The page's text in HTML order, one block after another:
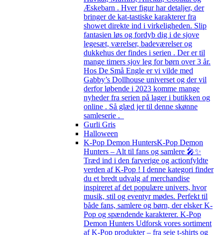
Æskebarn . Hver figur har detaljer, der
bringer de kat-tastiske karakterer fra
showet direkte ind i virkeligheden. Slip
fantasien løs og fordyb dig i de sjove
legesæt, værelser, badeværelser og
dukkehus der findes i serien . Der er til
mange timers sjov leg for børn over 3 år.
Hos De Små Engle er vi vilde med
Gabby’s Dollhouse universet og der vil
derfor løbende i 2023 komme mange
nyheder fra serien på lager i butikken og
online . Så glæd jer til denne skønne
samleserie .
Gurli Gris
Halloween
K-Pop Demon HuntersK-Pop Demon
Hunters – Alt til fans og samlere 🎤✨
Træd ind i den farverige og actionfyldte
verden af K-Pop ! I denne kategori finder
du et bredt udvalg af merchandise
inspireret af det populære univers, hvor
musik, stil og eventyr mødes. Perfekt til
både fans, samlere og børn, der elsker K-
Pop og spændende karakterer. K-Pop
Demon Hunters Udforsk vores sortiment
af K-Pop produkter – fra seje t-shirts og